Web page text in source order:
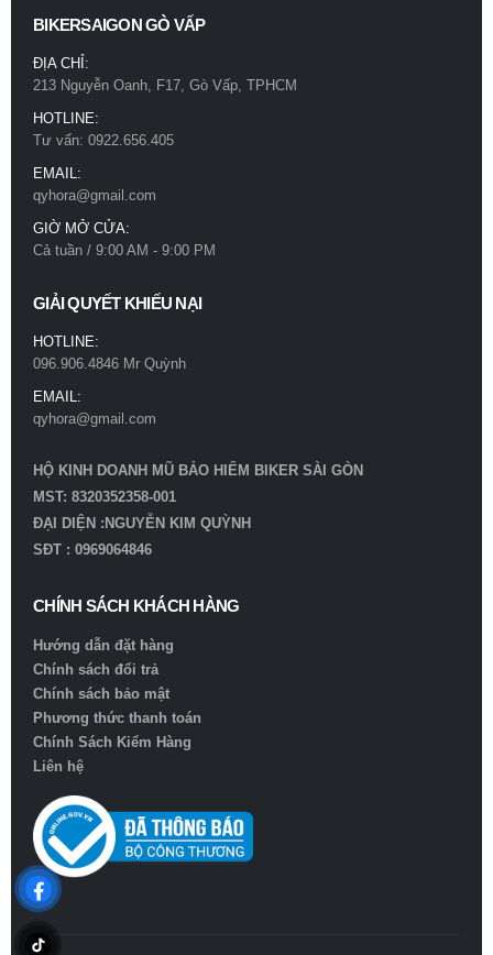
BIKERSAIGON GÒ VẤP
ĐỊA CHỈ:
213 Nguyễn Oanh, F17, Gò Vấp, TPHCM
HOTLINE:
Tư vấn: 0922.656.405
EMAIL:
qyhora@gmail.com
GIỜ MỞ CỬA:
Cả tuần / 9:00 AM - 9:00 PM
GIẢI QUYẾT KHIẾU NẠI
HOTLINE:
096.906.4846 Mr Quỳnh
EMAIL:
qyhora@gmail.com
HỘ KINH DOANH MŨ BẢO HIỂM BIKER SÀI GÒN
MST: 8320352358-001
ĐẠI DIỆN :NGUYỄN KIM QUỲNH
SĐT : 0969064846
CHÍNH SÁCH KHÁCH HÀNG
Hướng dẫn đặt hàng
Chính sách đổi trả
Chính sách bảo mật
Phương thức thanh toán
Chính Sách Kiểm Hàng
Liên hệ